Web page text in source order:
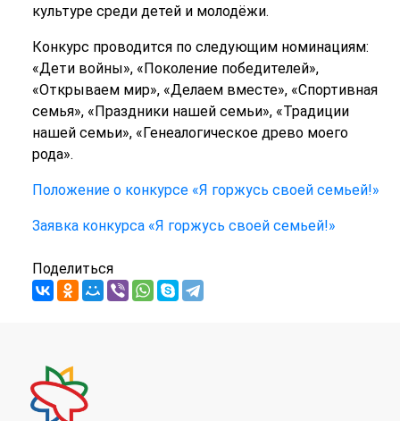
культуре среди детей и молодёжи.
Конкурс проводится по следующим номинациям:
«Дети войны», «Поколение победителей»,
«Открываем мир», «Делаем вместе», «Спортивная
семья», «Праздники нашей семьи», «Традиции
нашей семьи», «Генеалогическое древо моего
рода».
Положение о конкурсе «Я горжусь своей семьей!»
Заявка конкурса «Я горжусь своей семьей!»
Поделиться